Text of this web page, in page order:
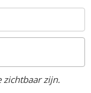
zichtbaar zijn.